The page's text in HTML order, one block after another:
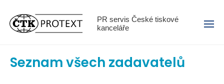
PR servis České tiskové
kanceláře
Menu
Seznam všech zadavatelů